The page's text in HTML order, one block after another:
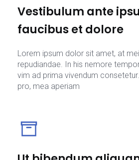
Vestibulum ante
faucibus et dolore
Lorem ipsum dolor sit amet, at
repudiandae. In his nemore
vim ad prima vivendum
pro, mea aperiam